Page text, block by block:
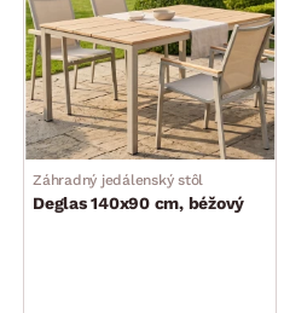
Záhradný jedálenský stôl
Deglas 140x90 cm, béžový